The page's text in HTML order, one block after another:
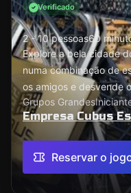
Verificado
2 - 10 pessoas60
Explore a bela cidade
numa combinação de
os amigos e desvende
Grupos Grandes
Empresa Cubus
Reservar o